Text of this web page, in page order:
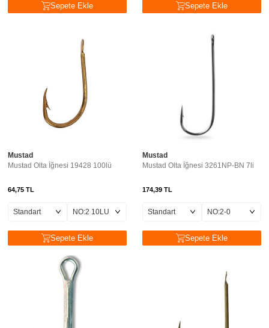
Sepete Ekle Sepete Ekle
Mustad
Mustad Olta İğnesi 19428 100lü
64,75 TL
Sepete Ekle
Mustad
Mustad Olta İğnesi 3261NP-BN 7li
174,39 TL
Sepete Ekle